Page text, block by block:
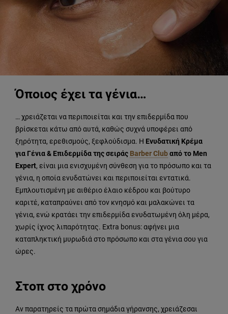
Όποιος έχει τα γένια…
… χρειάζεται να περιποιείται και την επιδερμίδα που
βρίσκεται κάτω από αυτά, καθώς συχνά υποφέρει από
ξηρότητα, ερεθισμούς, ξεφλούδισμα. Η Ενυδατική Κρέμα
για Γένια & Επιδερμίδα της σειράς Barber Clubαπό το Men
Expert, είναι μια ενισχυμένη σύνθεση για το πρόσωπο και τα
γένια, η οποία ενυδατώνει και περιποιείται εντατικά.
Εμπλουτισμένη με αιθέριο έλαιο κέδρου και βούτυρο
καριτέ, καταπραύνει από τον κνησμό και μαλακώνει τα
γένια, ενώ κρατάει την επιδερμίδα ενυδατωμένη όλη μέρα,
χωρίς ίχνος λιπαρότητας. Extra bonus: αφήνει μια
καταπληκτική μυρωδιά στο πρόσωπο και στα γένια σου για
ώρες.
Στοπ στο χρόνο
Αν παρατηρείς τα πρώτα σημάδια γήρανσης, χρειάζεσαι